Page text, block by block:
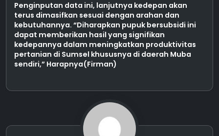
Penginputan data ini, lanjutnya kedepan akan
terus dimasifkan sesuai dengan arahan dan
kebutuhannya. “Diharapkan pupuk bersubsidi ini
dapat memberikan hasil yang signifikan
kedepannya dalam meningkatkan produktivitas
pertanian di Sumsel khususnya di daerah Muba
sendiri,” Harapnya(Firman)